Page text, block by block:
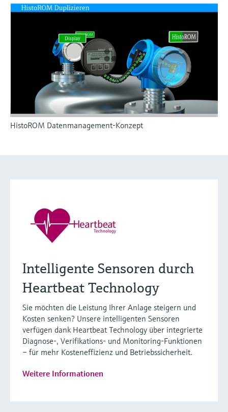
HistoROM Datenmanagement-Konzept
Intelligente Sensoren durch
Heartbeat Technology
Sie möchten die Leistung Ihrer Anlage steigern und
Kosten senken? Unsere intelligenten Sensoren
verfügen dank Heartbeat Technology über integrierte
Diagnose-, Verifikations- und Monitoring-Funktionen
– für mehr Kosteneffizienz und Betriebssicherheit.
Weitere Informationen